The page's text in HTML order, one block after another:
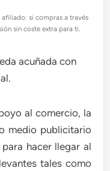
afiliado: si compras a través
sin coste extra para ti.
acuñada con
al comercio, la
medio publicitario
hacer llegar al
tales como